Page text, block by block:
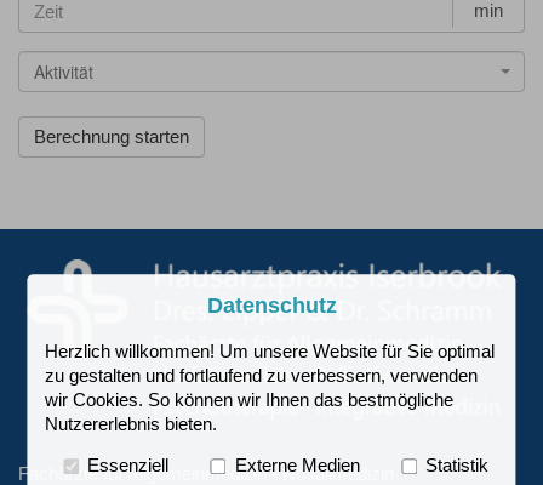
min
Aktivität
Fachärzte für Allgemeinmedizin • Notfallmedizin
Datenschutz
Herzlich willkommen! Um unsere Website für Sie optimal
zu gestalten und fortlaufend zu verbessern, verwenden
wir Cookies. So können wir Ihnen das bestmögliche
Nutzererlebnis bieten.
Essenziell Externe Medien Statistik